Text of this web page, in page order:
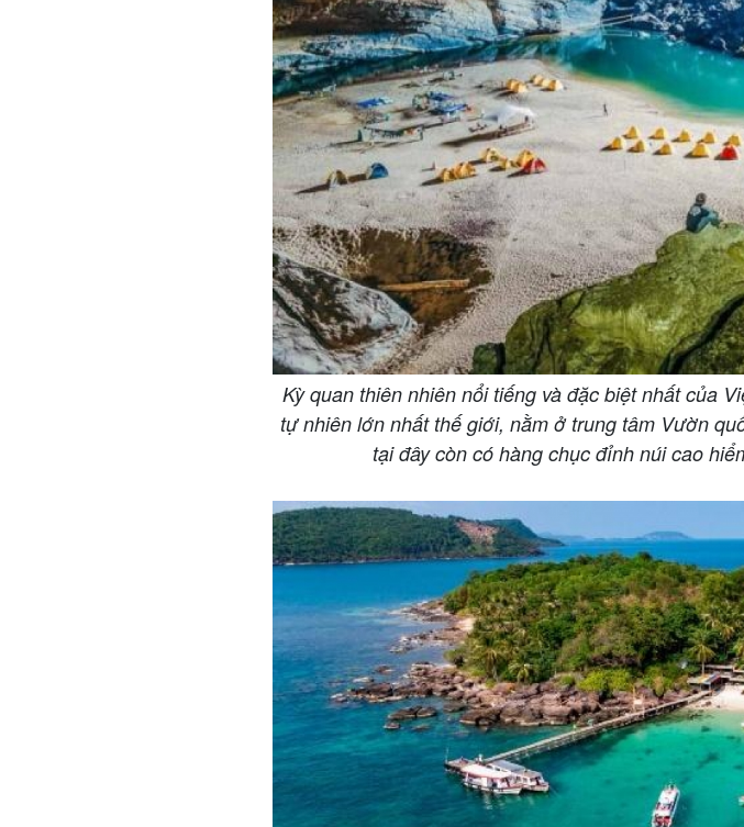
Kỳ quan thiên nhiên nổi tiếng và đặc biệt nhất của
tự nhiên lớn nhất thế giới, nằm ở trung tâm Vườn
tại đây còn có hàng chục đỉnh núi cao